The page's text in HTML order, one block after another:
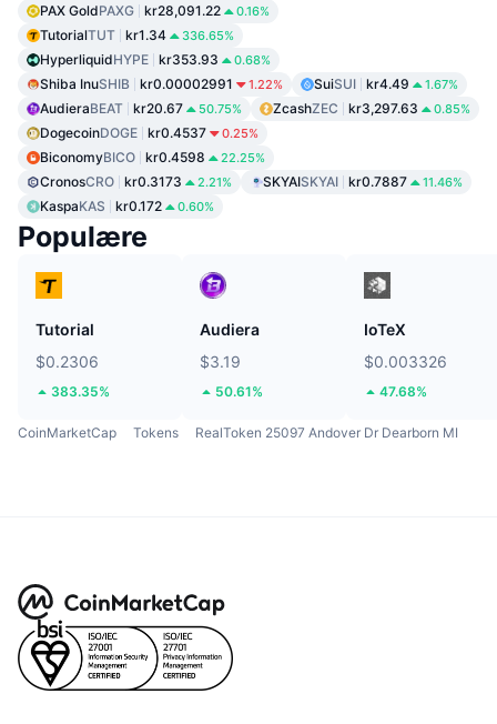
PAX GoldPAXG kr28,091.22 0.16%
TutorialTUT kr1.34 336.65%
HyperliquidHYPE kr353.93 0.68%
Shiba InuSHIB kr0.00002991 1.22% SuiSUI kr4.49 1.67%
AudieraBEAT kr20.67 50.75% ZcashZEC kr3,297.63 0.85%
DogecoinDOGE kr0.4537 0.25%
BiconomyBICO kr0.4598 22.25%
CronosCRO kr0.3173 2.21% SKYAISKYAI kr0.7887 11.46%
KaspaKAS kr0.172 0.60%
Populære
Tutorial
$0.2306
383.35%
Audiera
$3.19
50.61%
IoTeX
$0.003326
47.68%
CoinMarketCap Tokens RealToken 25097 Andover Dr Dearborn MI